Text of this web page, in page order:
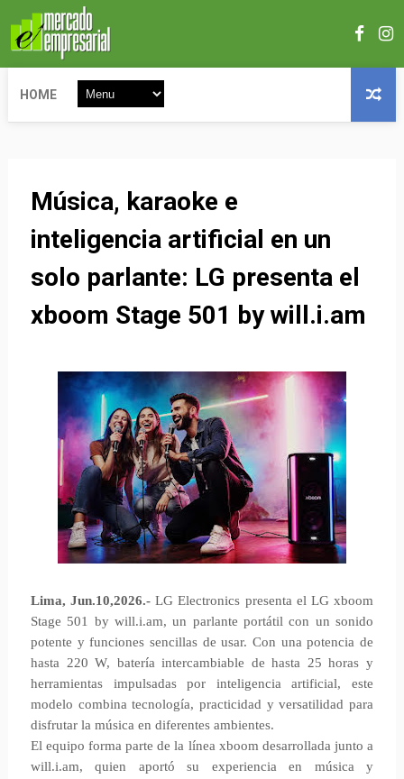
HOME
Música, karaoke e
inteligencia artificial en un
solo parlante: LG presenta el
xboom Stage 501 by will.i.am
Lima, Jun.10,2026.- LG Electronics presenta el LG xboom
Stage 501 by will.i.am, un parlante portátil con un sonido
potente y funciones sencillas de usar. Con una potencia de
hasta 220 W, batería intercambiable de hasta 25 horas y
herramientas impulsadas por inteligencia artificial, este
modelo combina tecnología, practicidad y versatilidad para
disfrutar la música en diferentes ambientes.
El equipo forma parte de la línea xboom desarrollada junto a
will.i.am, quien aportó su experiencia en música y